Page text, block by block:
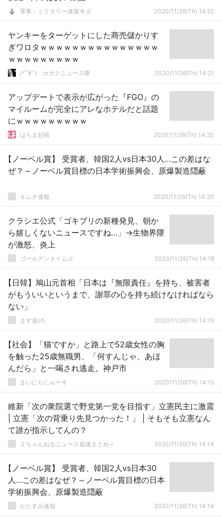
軍事・ミリタリー速報☆彡 2020/11/26(Th) 14:22
ヤンキーをターゲットにした商売儲かりす
ぎワロタｗｗｗｗｗｗｗｗｗｗｗｗｗｗｗ
ｗｗｗｗｗｗｗｗｗ
(*ﾟ∀ﾟ)ゞカガクニュース隊 2020/11/26(Th) 14:21
アップデートで表示が広がった『FGO』の
マイルームが完全にアレなホテルだと話題
にｗｗｗｗｗｗｗｗｗ
はちま起稿 2020/11/26(Th) 14:20
【ノーベル賞】 受賞者、韓国2人vs日本30人…この差はな
ぜ？～ノーベル賞目標の日本学術振興会、原爆製造隠蔽
キムチ速報 2020/11/26(Th) 14:20
クラシエ公式「ゴキブリの新種発見、朝か
ら嬉しくないニュースですね…」→生物界隈
が激怒、炎上
ゴールデンタイムズ 2020/11/26(Th) 14:18
【日韓】鳩山元首相「日本は『無限責任』を持ち、被害者
がもういいというまで、謝罪の心を持ち続けなければなら
ない」
ます速ch 2020/11/26(Th) 14:15
【社会】「猫ですか」と路上で52歳女性の胸
を触った25歳無職男、「何すんじゃ、あほ
んだら」と一喝され逃走。神戸市
まいにちにゅーす 2020/11/26(Th) 14:15
維新「次の衆院選で野党第一党を目指す」立憲民主に激震
て誰が指示してんの？
２ちゃんねるニュース超速まとめ＋ 2020/11/26(Th) 14:14
【ノーベル賞】 受賞者、韓国2人vs日本30
人…この差はなぜ？～ノーベル賞目標の日本
学術振興会、原爆製造隠蔽
かたすみ速報 2020/11/26(Th) 14:14